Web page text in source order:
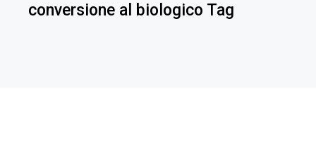
conversione al biologico Tag